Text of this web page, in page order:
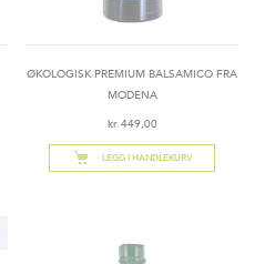
ØKOLOGISK PREMIUM BALSAMICO FRA
MODENA
kr 449,00
LEGG I HANDLEKURV